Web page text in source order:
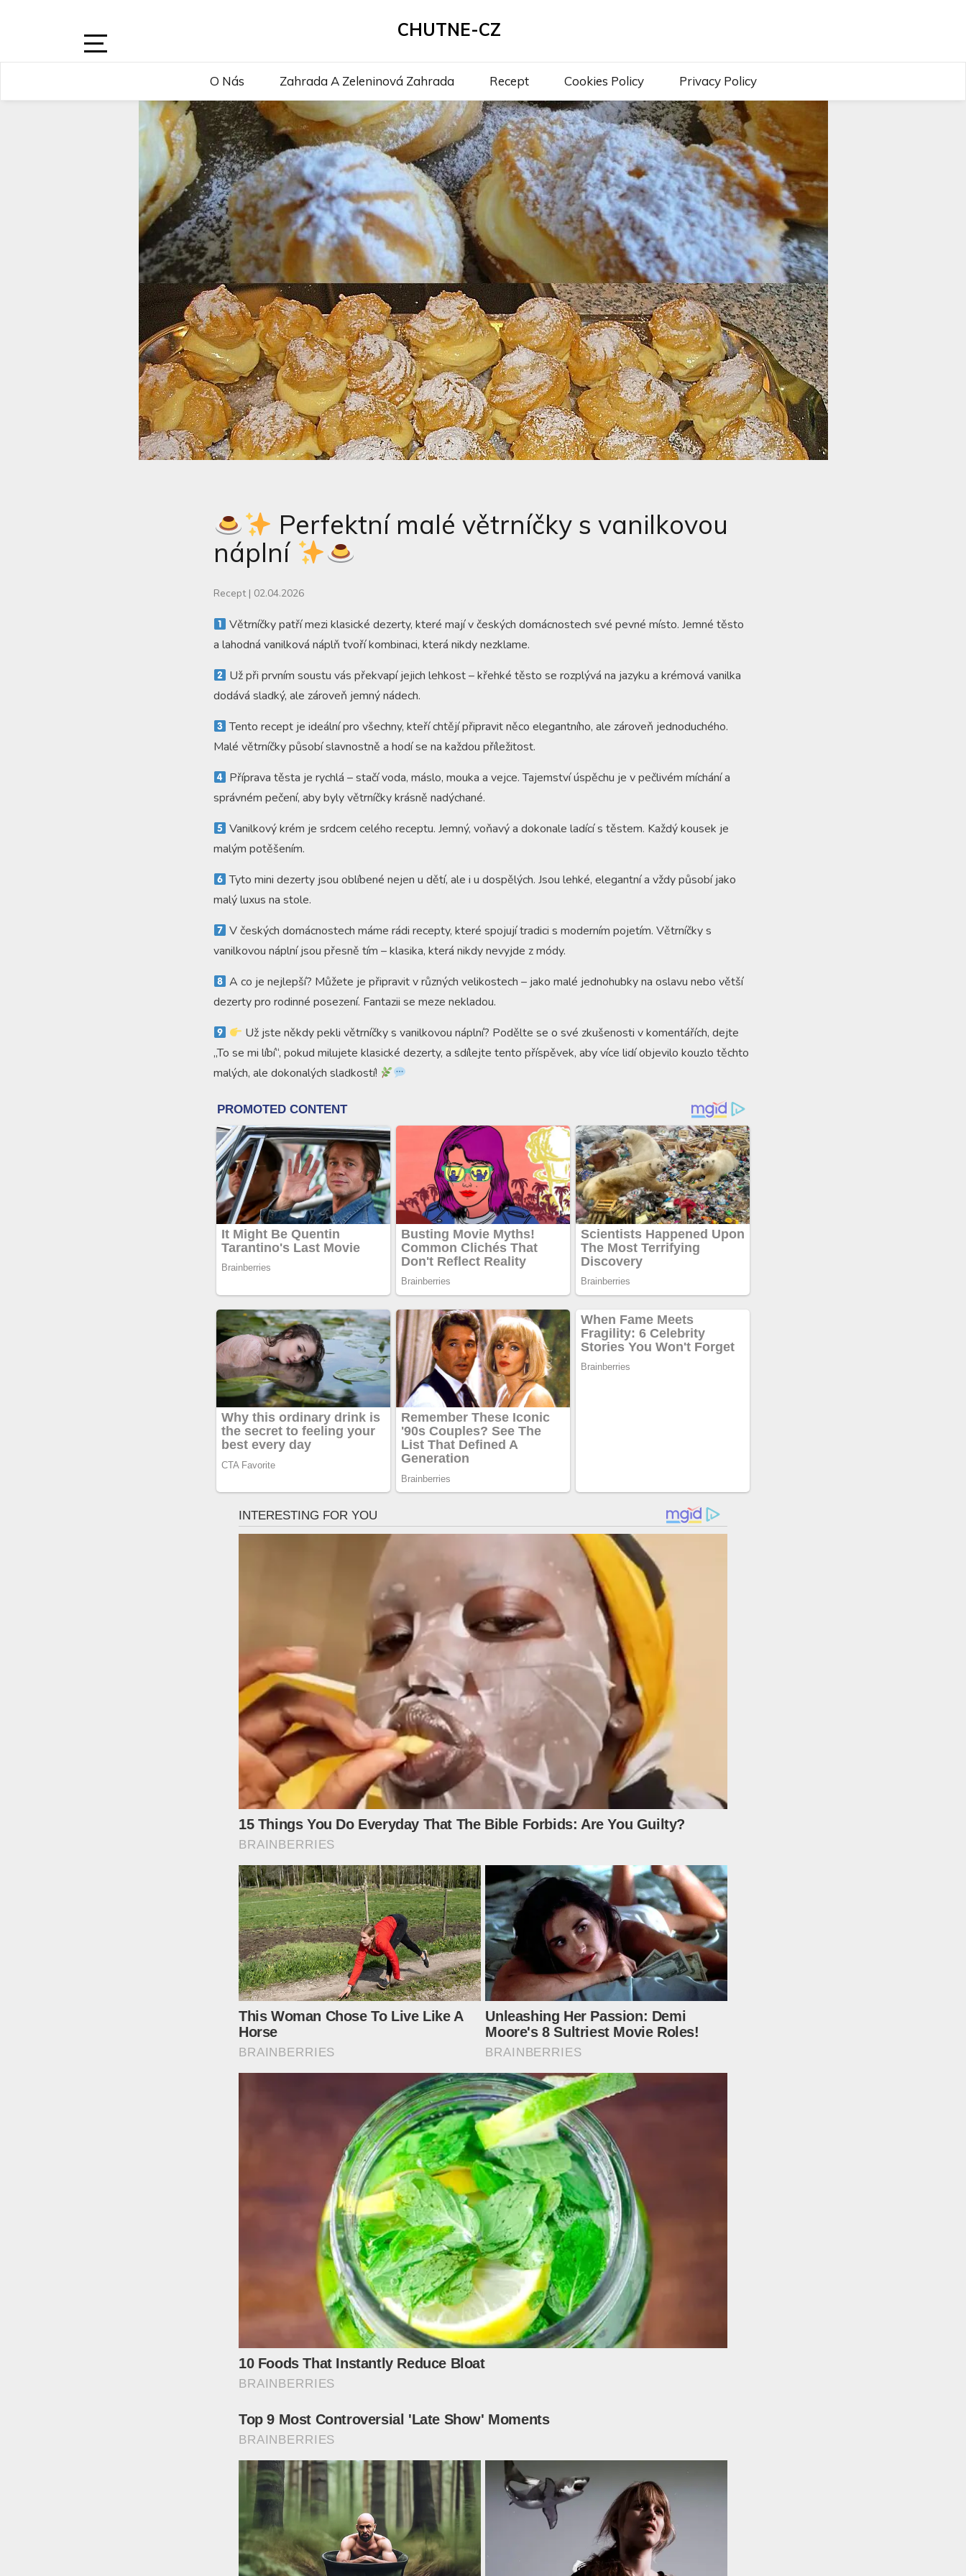
Open
CHUTNE-CZ
O Nás Zahrada A Zeleninová Zahrada Recept Cookies Policy Privacy Policy
Perfektní malé větrníčky s vanilkovou
náplní
Recept | 02.04.2026
Větrníčky patří mezi klasické dezerty, které mají v českých domácnostech své pevné místo. Jemné těsto
a lahodná vanilková náplň tvoří kombinaci, která nikdy nezklame.
Už při prvním soustu vás překvapí jejich lehkost – křehké těsto se rozplývá na jazyku a krémová vanilka
dodává sladký, ale zároveň jemný nádech.
Tento recept je ideální pro všechny, kteří chtějí připravit něco elegantního, ale zároveň jednoduchého.
Malé větrníčky působí slavnostně a hodí se na každou příležitost.
Příprava těsta je rychlá – stačí voda, máslo, mouka a vejce. Tajemství úspěchu je v pečlivém míchání a
správném pečení, aby byly větrníčky krásně nadýchané.
Vanilkový krém je srdcem celého receptu. Jemný, voňavý a dokonale ladící s těstem. Každý kousek je
malým potěšením.
Tyto mini dezerty jsou oblíbené nejen u dětí, ale i u dospělých. Jsou lehké, elegantní a vždy působí jako
malý luxus na stole.
V českých domácnostech máme rádi recepty, které spojují tradici s moderním pojetím. Větrníčky s
vanilkovou náplní jsou přesně tím – klasika, která nikdy nevyjde z módy.
A co je nejlepší? Můžete je připravit v různých velikostech – jako malé jednohubky na oslavu nebo větší
dezerty pro rodinné posezení. Fantazii se meze nekladou.
Už jste někdy pekli větrníčky s vanilkovou náplní? Podělte se o své zkušenosti v komentářích, dejte
„To se mi líbí“, pokud milujete klasické dezerty, a sdílejte tento příspěvek, aby více lidí objevilo kouzlo těchto
malých, ale dokonalých sladkostí!